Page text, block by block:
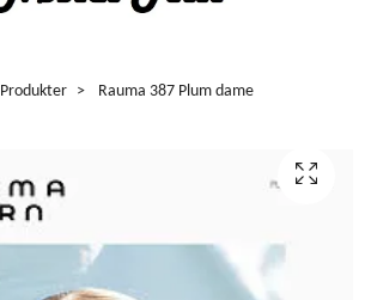
Produkter Rauma 387 Plum dame